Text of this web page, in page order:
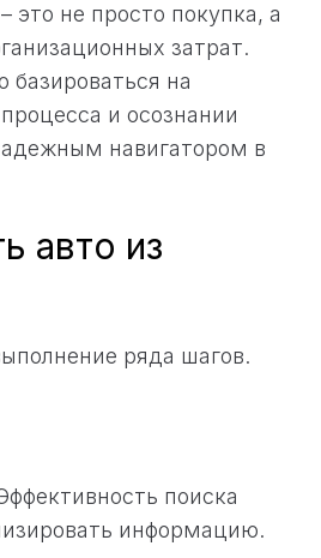
не просто покупка, а
затрат.
базироваться на
и осознании
навигатором в
авто из
ряда шагов.
поиска
информацию.